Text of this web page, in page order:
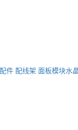
件 配线架 面板模块水